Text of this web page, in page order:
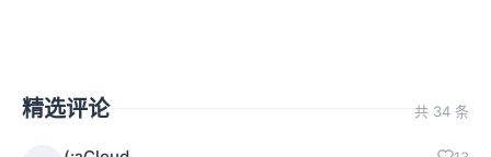
解决出来的那些粪便，你说那些尿液也还简单，流到地
精选评论 共 34 条